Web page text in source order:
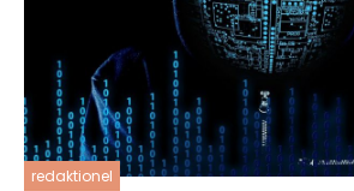
redaktionel